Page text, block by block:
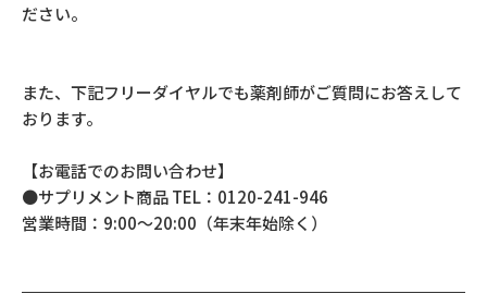
ださい。
また、下記フリーダイヤルでも薬剤師がご質問にお答えして
おります。
【お電話でのお問い合わせ】
●サプリメント商品 TEL：0120-241-946
営業時間：9:00～20:00（年末年始除く）